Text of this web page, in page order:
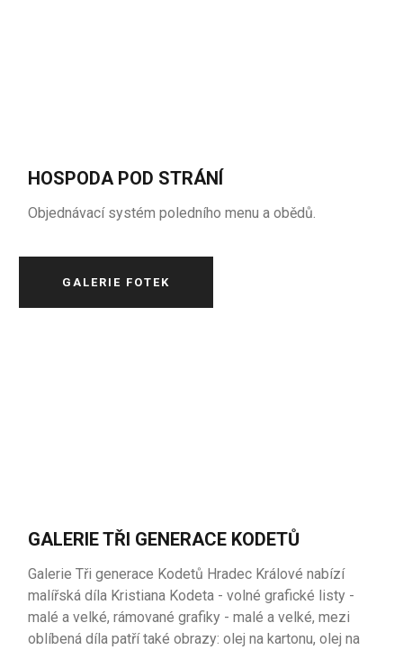
HOSPODA POD STRÁNÍ
Objednávací systém poledního menu a obědů.
GALERIE FOTEK
GALERIE TŘI GENERACE KODETŮ
Galerie Tři generace Kodetů Hradec Králové nabízí
malířská díla Kristiana Kodeta - volné grafické listy -
malé a velké, rámované grafiky - malé a velké, mezi
oblíbená díla patří také obrazy: olej na kartonu, olej na